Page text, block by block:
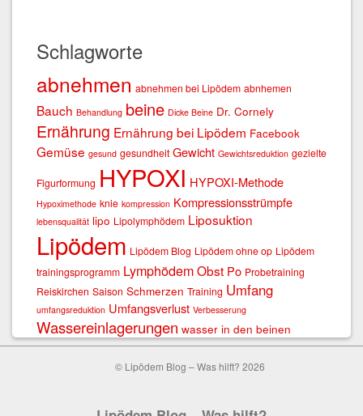
Schlagworte
abnehmen abnehmen bei Lipödem abnhemen
Bauch Behandlung beine Dicke Beine Dr. Cornely
Ernährung Ernährung bei Lipödem Facebook
Gemüse gesund gesundheit Gewicht Gewichtsreduktion gezielte
Figurformung HYPOXI HYPOXI-Methode
Hypoximethode knie kompression Kompressionsstrümpfe
lebensqualität lipo Lipolymphödem Liposuktion
Lipödem Lipödem Blog Lipödem ohne op Lipödem
trainingsprogramm LymphödemObst Po Probetraining
Reiskirchen Saison Schmerzen Training Umfang
umfangsreduktion Umfangsverlust Verbesserung
Wassereinlagerungen wasser in den beinen
© Lipödem Blog – Was hilft? 2026